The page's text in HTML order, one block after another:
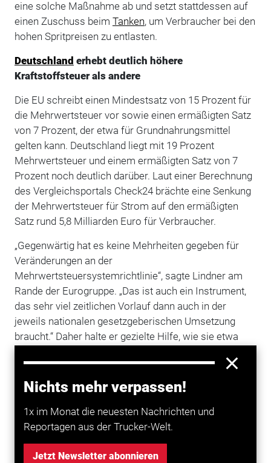
Nichts mehr verpassen!
1x im Monat die neuesten Nachrichten und
Reportagen aus der Trucker-Welt.
Jetzt Newsletter abonnieren
eine solche Maßnahme ab und setzt stattdessen auf
einen Zuschuss beim Tanken, um Verbraucher bei den
hohen Spritpreisen zu entlasten.
Deutschland erhebt deutlich höhere
Kraftstoffsteuer als andere
Die EU schreibt einen Mindestsatz von 15 Prozent für
die Mehrwertsteuer vor sowie einen ermäßigten Satz
von 7 Prozent, der etwa für Grundnahrungsmittel
gelten kann. Deutschland liegt mit 19 Prozent
Mehrwertsteuer und einem ermäßigten Satz von 7
Prozent noch deutlich darüber. Laut einer Berechnung
des Vergleichsportals Check24 brächte eine Senkung
der Mehrwertsteuer für Strom auf den ermäßigten
Satz rund 5,8 Milliarden Euro für Verbraucher.
„Gegenwärtig hat es keine Mehrheiten gegeben für
Veränderungen an der
Mehrwertsteuersystemrichtlinie“, sagte Lindner am
Rande der Eurogruppe. „Das ist auch ein Instrument,
das sehr viel zeitlichen Vorlauf dann auch in der
jeweils nationalen gesetzgeberischen Umsetzung
braucht.“ Daher halte er gezielte Hilfe, wie sie etwa
agilere Instrument in der aktuellen Krise. Steuerpolitik
muss in der EU einstimmig von den 27 Ländern
beschlossen werden. (ste/dpa)